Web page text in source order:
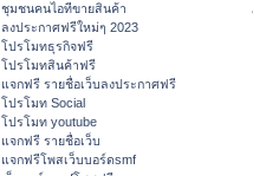
ชุมชนคนไอทีขายสินค้า
ลงประกาศฟรีใหม่ๆ 2023
โปรโมทธุรกิจฟรี
โปรโมทสินค้าฟรี
แจกฟรี รายชื่อเว็บลงประกาศฟรี
โปรโมท Social
โปรโมท youtube
แจกฟรี รายชื่อเว็บ
แจกฟรีโพสเว็บบอร์ดsmf